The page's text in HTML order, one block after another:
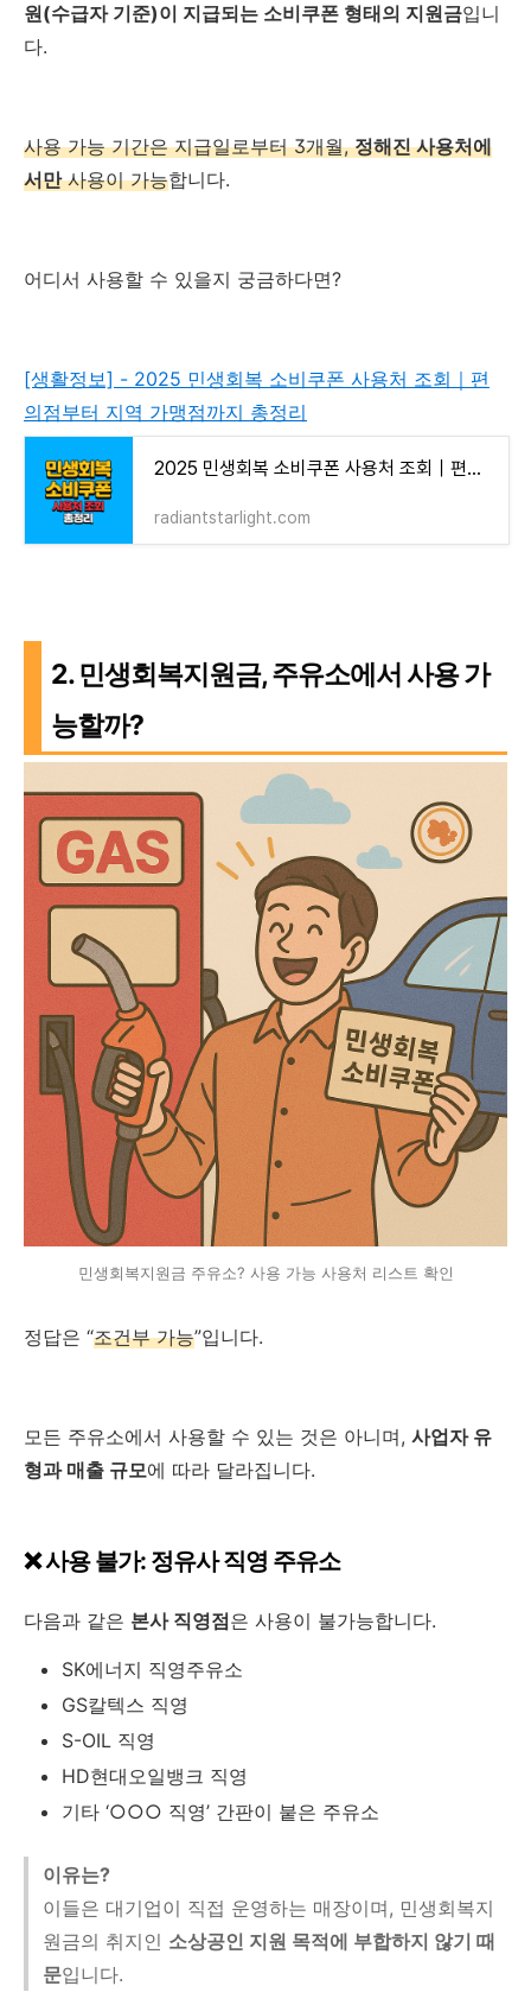
원(수급자 기준)이 지급되는 소비쿠폰 형태의 지원금입니
다.
사용 가능 기간은 지급일로부터 3개월,정해진 사용처에
서만사용이 가능합니다.
어디서 사용할 수 있을지 궁금하다면?
[생활정보] - 2025 민생회복 소비쿠폰 사용처 조회｜편
의점부터 지역 가맹점까지 총정리
2025 민생회복 소비쿠폰 사용처 조회｜편의점부터 지역 가맹점까지 총정리
radiantstarlight.com
2. 민생회복지원금, 주유소에서 사용 가
능할까?
민생회복지원금 주유소? 사용 가능 사용처 리스트 확인
정답은 “조건부 가능”입니다.
모든 주유소에서 사용할 수 있는 것은 아니며, 사업자 유
형과 매출 규모에 따라 달라집니다.
❌ 사용 불가: 정유사 직영 주유소
다음과 같은 본사 직영점은 사용이 불가능합니다.
SK에너지 직영주유소
GS칼텍스 직영
S-OIL 직영
HD현대오일뱅크 직영
기타 ‘○○○ 직영’ 간판이 붙은 주유소
이유는?
이들은 대기업이 직접 운영하는 매장이며, 민생회복지
원금의 취지인 소상공인 지원 목적에 부합하지 않기 때
문입니다.